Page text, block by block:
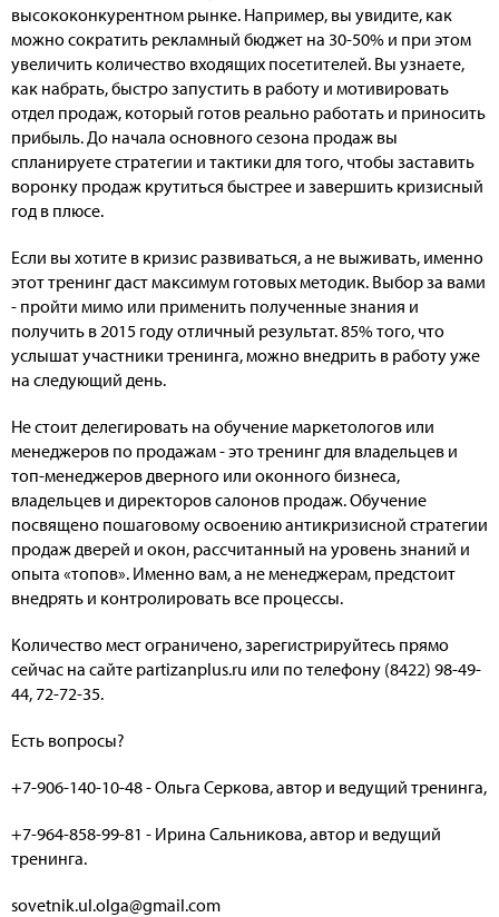
высококонкурентном рынке. Например, вы увидите, как
можно сократить рекламный бюджет на 30-50% и при этом
увеличить количество входящих посетителей. Вы узнаете,
как набрать, быстро запустить в работу и мотивировать
отдел продаж, который готов реально работать и приносить
прибыль. До начала основного сезона продаж вы
спланируете стратегии и тактики для того, чтобы заставить
воронку продаж крутиться быстрее и завершить кризисный
год в плюсе.
Если вы хотите в кризис развиваться, а не выживать, именно
этот тренинг даст максимум готовых методик. Выбор за вами
- пройти мимо или применить полученные знания и
получить в 2015 году отличный результат. 85% того, что
услышат участники тренинга, можно внедрить в работу уже
на следующий день.
Не стоит делегировать на обучение маркетологов или
менеджеров по продажам - это тренинг для владельцев и
топ-менеджеров дверного или оконного бизнеса,
владельцев и директоров салонов продаж. Обучение
посвящено пошаговому освоению антикризисной стратегии
продаж дверей и окон, рассчитанный на уровень знаний и
опыта «топов». Именно вам, а не менеджерам, предстоит
внедрять и контролировать все процессы.
Количество мест ограничено, зарегистрируйтесь прямо
сейчас на сайте partizanplus.ru или по телефону (8422) 98-49-
44, 72-72-35.
Есть вопросы?
+7-906-140-10-48 - Ольга Серкова, автор и ведущий тренинга,
+7-964-858-99-81 - Ирина Сальникова, автор и ведущий
тренинга.
sovetnik.ul.olga@gmail.com